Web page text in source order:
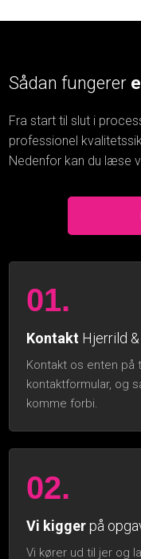
Sådan fungerer
Fra start til slut i
professionel
​Nedenfor kan du læse
01.
Kontakt Hjerrild
Kontakt os enten på
kontaktformular, og
komme forbi.
02.
Vi kigger på
Vi kører ud til jer og